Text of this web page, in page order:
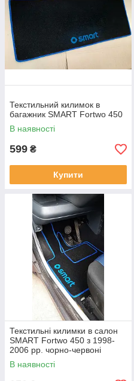
Текстильний килимок в
багажник SMART Fortwo 450
В наявності
599 ₴
Купити
Текстильні килимки в салон
SMART Fortwo 450 з 1998-
2006 рр. чорно-червоні
В наявності